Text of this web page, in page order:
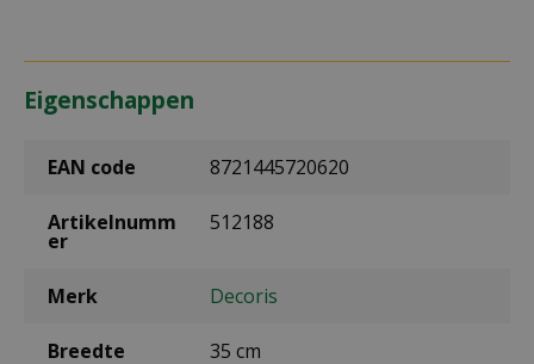
Eigenschappen
EAN code 8721445720620
Artikelnumm
er
512188
Merk Decoris
Breedte 35 cm